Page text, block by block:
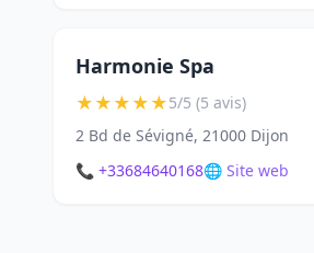
Harmonie Spa
★★★★★5/5 (5 avis)
2 Bd de Sévigné, 21000 Dijon
📞 +33684640168🌐 Site web